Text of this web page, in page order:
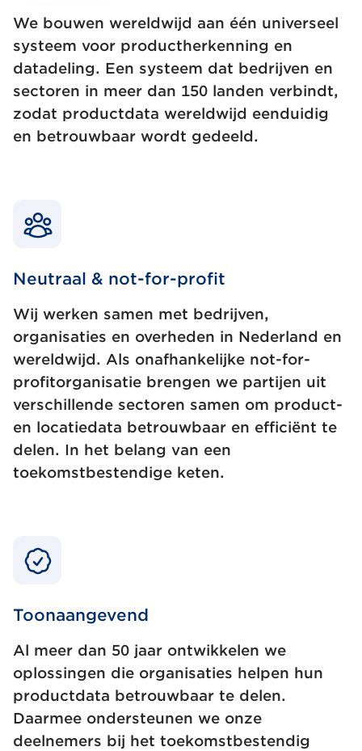
We bouwen wereldwijd aan één universeel
systeem voor productherkenning en
datadeling. Een systeem dat bedrijven en
sectoren in meer dan 150 landen verbindt,
zodat productdata wereldwijd eenduidig
en betrouwbaar wordt gedeeld.
Neutraal & not-for-profit
Wij werken samen met bedrijven,
organisaties en overheden in Nederland en
wereldwijd. Als onafhankelijke not-for-
profitorganisatie brengen we partijen uit
verschillende sectoren samen om product-
en locatiedata betrouwbaar en efficiënt te
delen. In het belang van een
toekomstbestendige keten.
Toonaangevend
Al meer dan 50 jaar ontwikkelen we
oplossingen die organisaties helpen hun
productdata betrouwbaar te delen.
Daarmee ondersteunen we onze
deelnemers bij het toekomstbestendig